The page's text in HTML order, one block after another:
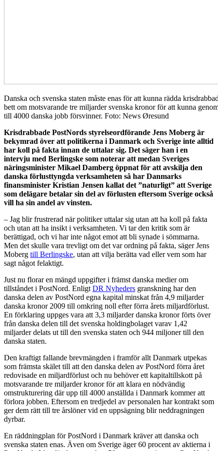
Danska och svenska staten måste enas för att kunna rädda
bett om motsvarande tre miljarder svenska kronor för att kunna
till 4000 danska jobb försvinner. Foto: News Øresund
Krisdrabbade PostNords styrelseordförande Jens Moberg är
bekymrad över att politikerna i Danmark och Sverige inte alltid
har koll på fakta innan de uttalar sig. Det säger han i en
intervju med Berlingske som noterar att medan Sveriges
näringsminister Mikael Damberg öppnat för att avskilja den
danska förlusttyngda verksamheten så har Danmarks
finansminister Kristian Jensen kallat det ”naturligt” att Sverige
som delägare betalar sin del av förlusten eftersom Sverige också
vill ha sin andel av vinsten.
– Jag blir frustrerad när politiker uttalar sig utan att ha koll på fakta
och utan att ha insikt i verksamheten. Vi tar den kritik som är
berättigad, och vi har inte något emot att bli synade i sömmarna.
Men det skulle vara trevligt om det var ordning på fakta, säger Jens
Moberg till Berlingske, utan att vilja berätta vad eller vem som har
sagt något felaktigt.
Just nu florar en mängd uppgifter i främst danska medier om
tillståndet i PostNord. Enligt DR Nyheders granskning har den
danska delen av PostNord egna kapital minskat från 4,9 miljarder
danska kronor 2009 till omkring noll efter förra årets miljardförlust.
En förklaring uppges vara att 3,3 miljarder danska kronor förts över
från danska delen till det svenska holdingbolaget varav 1,42
miljarder delats ut till den svenska staten och 944 miljoner till den
danska staten.
Den kraftigt fallande brevmängden i framför allt Danmark utpekas
som främsta skälet till att den danska delen av PostNord förra året
redovisade en miljardförlust och nu behöver ett kapitaltillskott på
motsvarande tre miljarder kronor för att klara en nödvändig
omstrukturering där upp till 4000 anställda i Danmark kommer att
förlora jobben. Eftersom en tredjedel av personalen har kontrakt som
ger dem rätt till tre årslöner vid en uppsägning blir neddragningen
dyrbar.
En räddningplan för PostNord i Danmark kräver att danska och
svenska staten enas. Även om Sverige äger 60 procent av aktierna i